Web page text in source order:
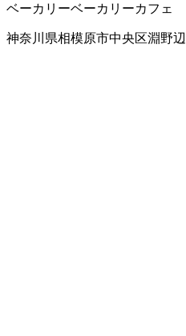
ベーカリーベーカリーカフェ
神奈川県相模原市中央区淵野